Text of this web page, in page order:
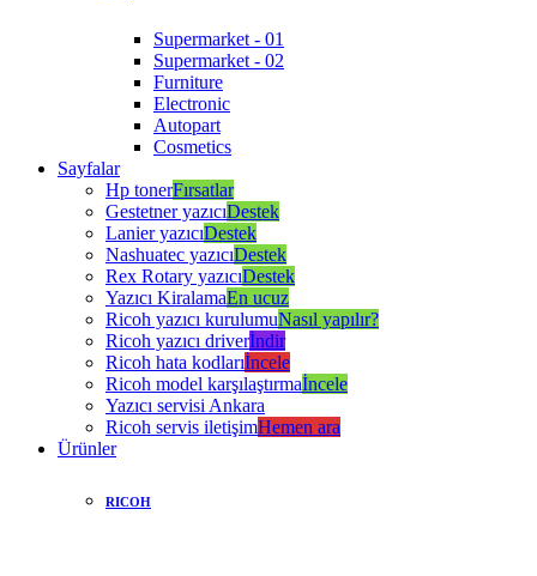
Supermarket - 01
Supermarket - 02
Furniture
Electronic
Autopart
Cosmetics
Sayfalar
Hp tonerFırsatlar
Gestetner yazıcıDestek
Lanier yazıcıDestek
Nashuatec yazıcıDestek
Rex Rotary yazıcıDestek
Yazıcı KiralamaEn ucuz
Ricoh yazıcı kurulumuNasıl yapılır?
Ricoh yazıcı driverİndir
Ricoh hata kodlarıİncele
Ricoh model karşılaştırmaİncele
Yazıcı servisi Ankara
Ricoh servis iletişimHemen ara
Ürünler
RICOH